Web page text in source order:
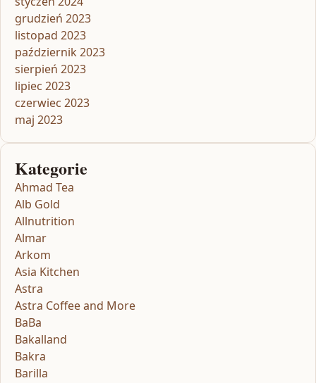
grudzień 2023
listopad 2023
październik 2023
sierpień 2023
lipiec 2023
czerwiec 2023
maj 2023
Kategorie
Ahmad Tea
Alb Gold
Allnutrition
Almar
Arkom
Asia Kitchen
Astra
Astra Coffee and More
BaBa
Bakalland
Bakra
Barilla